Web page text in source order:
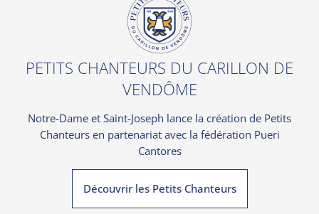
PETITS CHANTEURS DU CARILLON DE
VENDÔME
Notre-Dame et Saint-Joseph lance la création de Petits
Chanteurs en partenariat avec la fédération Pueri
Cantores
Découvrir les Petits Chanteurs